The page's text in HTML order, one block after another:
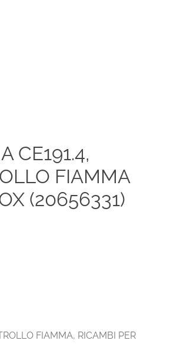
CE191.4,
FIAMMA
(20656331)
FIAMMA, RICAMBI PER